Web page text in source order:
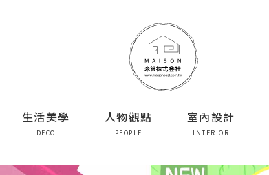
生活美學
DECO
人物觀點
PEOPLE
室內設計
INTERIOR